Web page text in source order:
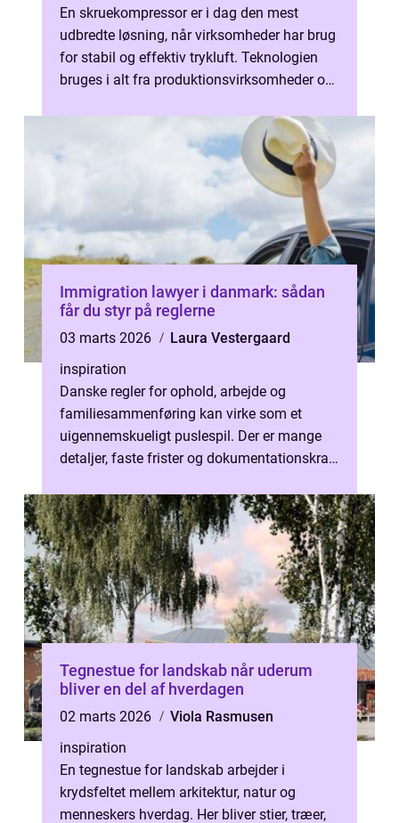
En skruekompressor er i dag den mest
udbredte løsning, når virksomheder har brug
for stabil og effektiv trykluft. Teknologien
bruges i alt fra produktionsvirksomheder og
Immigration lawyer i danmark: sådan
får du styr på reglerne
03 marts 2026
Laura Vestergaard
inspiration
Danske regler for ophold, arbejde og
familiesammenføring kan virke som et
uigennemskueligt puslespil. Der er mange
detaljer, faste frister og dokumentationskrav,
Tegnestue for landskab når uderum
bliver en del af hverdagen
02 marts 2026
Viola Rasmusen
inspiration
En tegnestue for landskab arbejder i
krydsfeltet mellem arkitektur, natur og
menneskers hverdag. Her bliver stier, træer,